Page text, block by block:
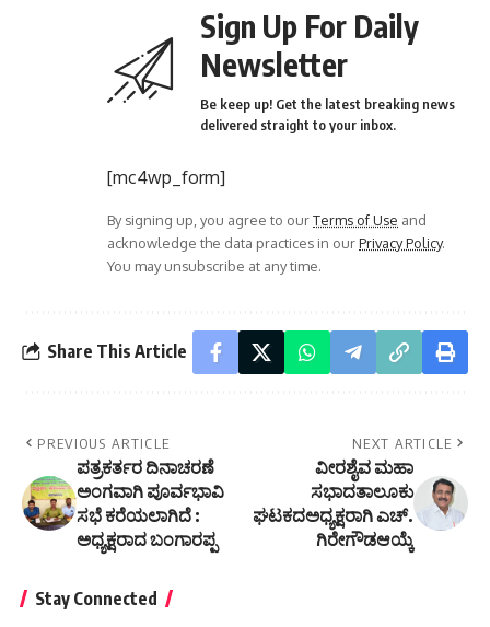
Sign Up For Daily
Newsletter
Be keep up! Get the latest breaking news
delivered straight to your inbox.
[mc4wp_form]
By signing up, you agree to ourTerms of Use and
acknowledge the data practices in ourPrivacy Policy.
You may unsubscribe at any time.
Share This Article
PREVIOUS ARTICLE
ಪತ್ರಕರ್ತರ ದಿನಾಚರಣೆ
ಅಂಗವಾಗಿ ಪೂರ್ವಭಾವಿ
ಸಭೆ ಕರೆಯಲಾಗಿದೆ :
ಅಧ್ಯಕ್ಷರಾದ ಬಂಗಾರಪ್ಪ
NEXT ARTICLE
ವೀರಶೈವ ಮಹಾ
ಸಭಾದತಾಲೂಕು
ಘಟಕದಅಧ್ಯಕ್ಷರಾಗಿ ಎಚ್.
ಗಿರೇಗೌಡಆಯ್ಕೆ
Stay Connected